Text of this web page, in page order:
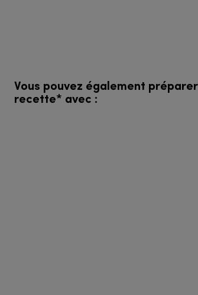
Vous pouvez également
recette* avec :